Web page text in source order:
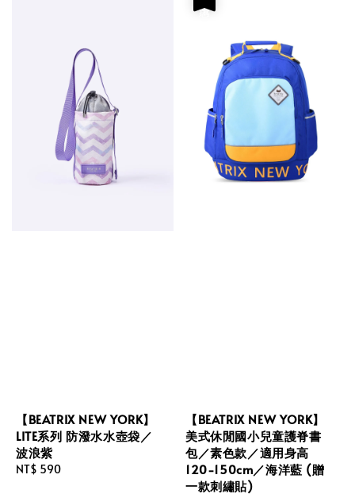
【BEATRIX NEW YORK】
LITE系列 防潑水水壺袋／
波浪紫
Regular
NT$ 590
【BEATRIX NEW YORK】
美式休閒國小兒童護脊書
包／素色款／適用身高
120-150cm／海洋藍 (贈
一款刺繡貼)